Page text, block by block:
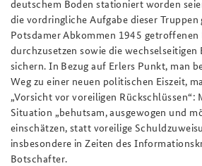
deutschem Boden stationiert worden
die vordringliche Aufgabe dieser Truppen
Potsdamer Abkommen 1945 getroffenen
durchzusetzen sowie die wechselseitigen
sichern. In Bezug auf Erlers Punkt, man
Weg zu einer neuen politischen Eiszeit,
„Vorsicht vor voreiligen Rückschlüssen“:
Situation „behutsam, ausgewogen und
einschätzen, statt voreilige
insbesondere in Zeiten des
Botschafter.